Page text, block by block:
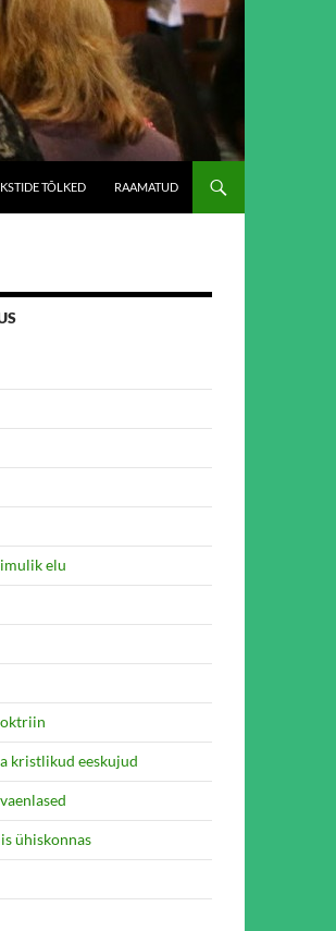
TÕLKED RAAMATUD
elu
kristlikud eeskujud
ühiskonnas